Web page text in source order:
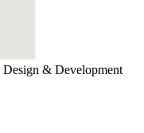
Design & Development